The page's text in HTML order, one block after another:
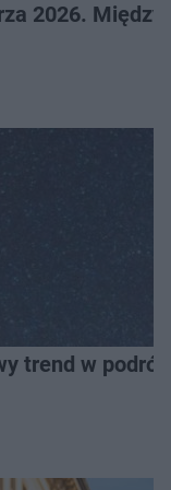
2026.
trend w